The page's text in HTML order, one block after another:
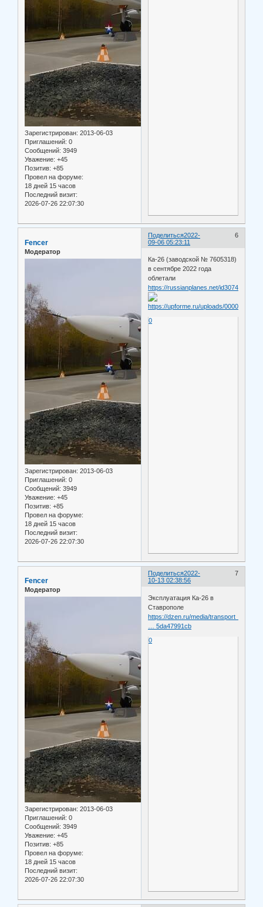
Зарегистрирован: 2013-06-03
Приглашений: 0
Сообщений: 3949
Уважение: +45
Позитив: +85
Провел на форуме:
18 дней 15 часов
Последний визит:
2026-07-26 22:07:30
Поделиться 6
2022-
09-06 05:23:11
Fencer
Модератор
Зарегистрирован: 2013-06-03
Приглашений: 0
Сообщений: 3949
Уважение: +45
Позитив: +85
Провел на форуме:
18 дней 15 часов
Последний визит:
2026-07-26 22:07:30
Ка-26 (заводской № 7605318)
в сентябре 2022 года
облетали
https://russianplanes.net/
0
Поделиться 7
2022-
10-13 02:38:56
Fencer
Модератор
Зарегистрирован: 2013-06-03
Приглашений: 0
Сообщений: 3949
Уважение: +45
Позитив: +85
Провел на форуме:
18 дней 15 часов
Последний визит:
2026-07-26 22:07:30
Эксплуатация Ка-26 в
Ставрополе
https://dzen.ru/media/transport_history
… 5da47991cb
0